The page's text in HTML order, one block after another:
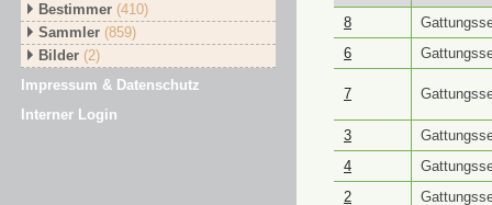
Bestimmer (410)
Sammler (859)
Bilder (2)
Impressum & Datenschutz
Interner Login
GUID ⭥
8
6
7
3
4
2